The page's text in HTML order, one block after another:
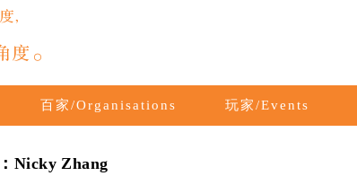
百家/Organisations 玩家/Events
Nicky Zhang